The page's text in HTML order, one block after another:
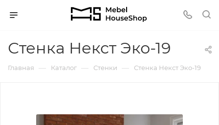
Стенка Некст Эко-19
Главная — Каталог — Стенки — Стенка Некст Эко-19